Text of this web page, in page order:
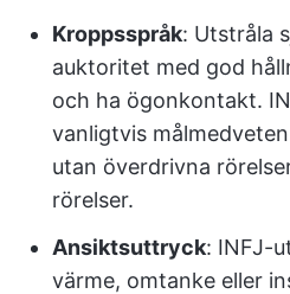
Kroppsspråk: Utstråla
auktoritet med god
och ha ögonkontakt.
vanligtvis
utan överdrivna
rörelser.
Ansiktsuttryck: INFJ-
värme, omtanke eller